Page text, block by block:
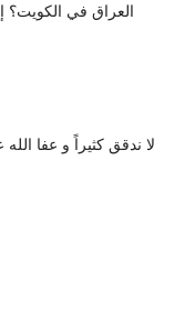
العراق في الكويت؟
لا ندقق كثيراً و عفا